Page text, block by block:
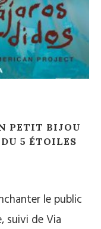
PETIT BIJOU
5 ÉTOILES
le public
suivi de Via